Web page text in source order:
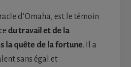
d’Omaha, est le témoin
du travail et de la
la quête de la fortune. Il a
sans égal et